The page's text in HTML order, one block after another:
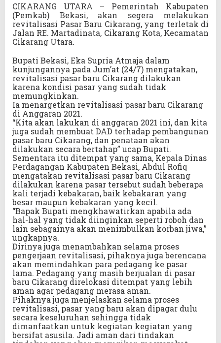
CIKARANG UTARA – Pemerintah Kabupaten
(Pemkab) Bekasi, akan segera melakukan
revitalisasi Pasar Baru Cikarang, yang terletak di
Jalan RE. Martadinata, Cikarang Kota, Kecamatan
Cikarang Utara.
Bupati Bekasi, Eka Supria Atmaja dalam
kunjungannya pada Jum’at (24/7) mengatakan,
revitalisasi pasar baru Cikarang dilakukan
karena kondisi pasar yang sudah tidak
memungkinkan.
Ia menargetkan revitalisasi pasar baru Cikarang
di Anggaran 2021.
“Kita akan lakukan di anggaran 2021 ini, dan kita
juga sudah membuat DAD terhadap pembangunan
pasar baru Cikarang, dan penataan akan
dilakukan secara bertahap” ucap Bupati.
Sementara itu ditempat yang sama, Kepala Dinas
Perdagangan Kabupaten Bekasi, Abdul Rofiq
mengatakan revitalisasi pasar baru Cikarang
dilakukan karena pasar tersebut sudah beberapa
kali terjadi kebakaran, baik kebakaran yang
besar maupun kebakaran yang kecil.
“Bapak Bupati mengkhawatirkan apabila ada
hal-hal yang tidak diinginkan seperti roboh dan
lain sebagainya akan menimbulkan korban jiwa,”
ungkapnya.
Dirinya juga menambahkan selama proses
pengerjaan revitalisasi, pihaknya juga berencana
akan memindahkan para pedagang ke pasar
lama. Pedagang yang masih berjualan di pasar
baru Cikarang direlokasi ditempat yang lebih
aman agar pedagang merasa aman.
Pihaknya juga menjelaskan selama proses
revitalisasi, pasar yang baru akan dipagar dulu
secara keseluruhan sehingga tidak
dimanfaatkan untuk kegiatan kegiatan yang
bersifat asusila. Jadi aman dari tindakan